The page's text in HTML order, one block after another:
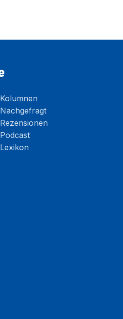
Kolumnen
Nachgefragt
Rezensionen
Podcast
Lexikon